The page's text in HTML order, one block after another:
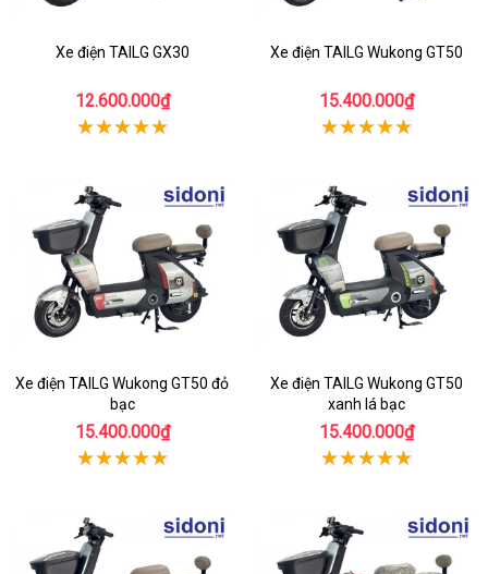
Xe điện TAILG GX30
12.600.000₫
Xe điện TAILG Wukong GT50
15.400.000₫
Xe điện TAILG Wukong GT50 đỏ
bạc
15.400.000₫
Xe điện TAILG Wukong GT50
xanh lá bạc
15.400.000₫